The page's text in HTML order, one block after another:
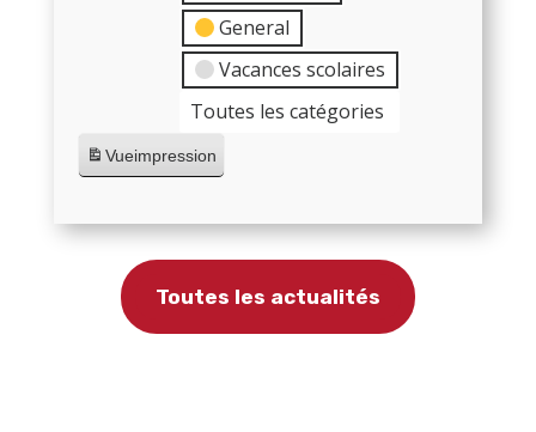
General
Vacances scolaires
Toutes les catégories
Vueimpression
Toutes les actualités